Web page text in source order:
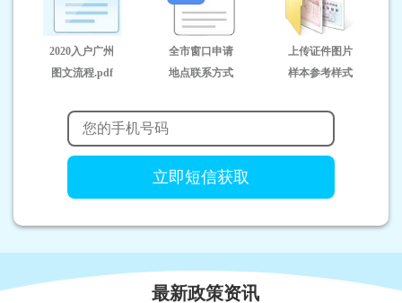
2020入户广州
图文流程.pdf
全市窗口申请
地点联系方式
上传证件图片
样本参考样式
最新政策资讯